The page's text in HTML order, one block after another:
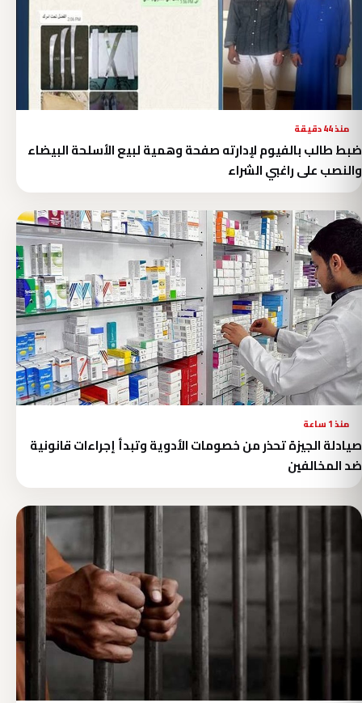
منذ 44 دقيقة
ضبط طالب بالفيوم لإدارته صفحة وهمية لبيع الأسلحة البيضاء
والنصب على راغبي الشراء
منذ 1 ساعة
صيادلة الجيزة تحذر من خصومات الأدوية وتبدأ إجراءات قانونية
ضد المخالفين